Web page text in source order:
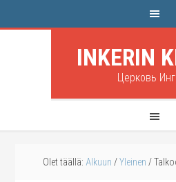
INKERIN
Церковь
Olet täällä: Alkuun / Yleinen /